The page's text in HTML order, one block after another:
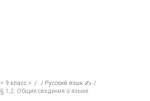
⚡ 9 класс ⚡
Русский язык ✍
§ 1,2. Общие сведения о языке